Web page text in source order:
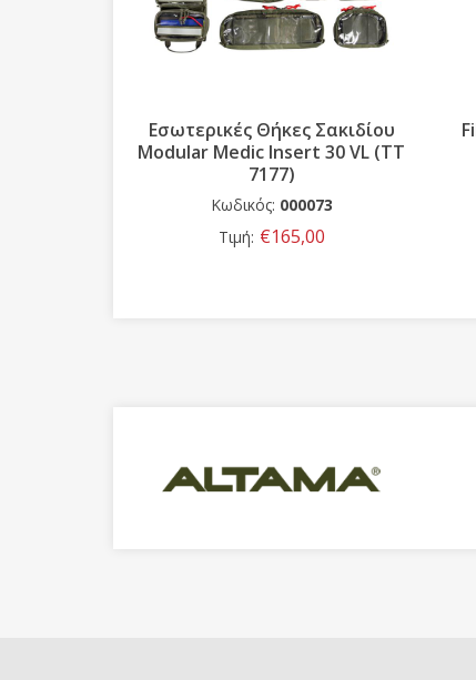
Θήκες Σακιδίου
Insert 30 VL (ΤΤ
File Server A4 MKII
Case (TT 7714)
Κωδικός:
Τιμή: